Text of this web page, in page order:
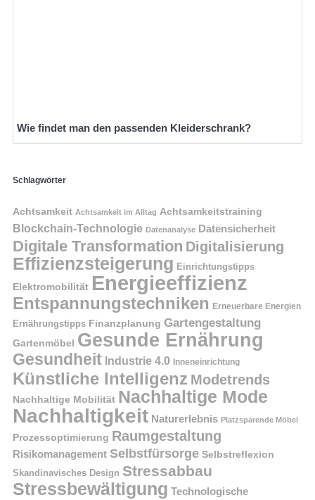
Wie findet man den passenden Kleiderschrank?
Schlagwörter
Achtsamkeit Achtsamkeit im Alltag Achtsamkeitstraining
Blockchain-Technologie Datenanalyse Datensicherheit
Digitale Transformation Digitalisierung
Effizienzsteigerung Einrichtungstipps
Elektromobilität Energieeffizienz
Entspannungstechniken Erneuerbare Energien
Ernährungstipps Finanzplanung Gartengestaltung
Gartenmöbel Gesunde Ernährung
Gesundheit Industrie 4.0 Inneneinrichtung
Künstliche Intelligenz Modetrends
Nachhaltige Mobilität Nachhaltige Mode
Nachhaltigkeit Naturerlebnis Platzsparende Möbel
Prozessoptimierung Raumgestaltung
Risikomanagement Selbstfürsorge Selbstreflexion
Skandinavisches Design Stressabbau
Stressbewältigung Technologische